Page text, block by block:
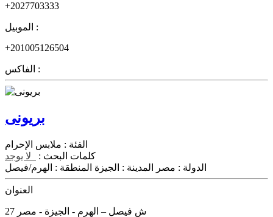
+2027703333
الموبيل :
+201005126504
الفاكس :
بريونى
الفئة : ملابس الإحرام
كلمات البحث :
لا يوجد
الدولة : مصر المدينة : الجيزة المنطقة : الهرم/فيصل
العنوان
27 ش فيصل – الهرم - الجيزة - مصر